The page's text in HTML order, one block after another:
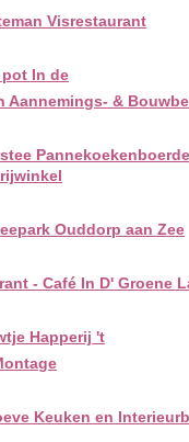
Visrestaurant
In de
Aannemings- &
Ouddorp aan Zee
- Café In D' Groene
Happerij 't
Keuken en